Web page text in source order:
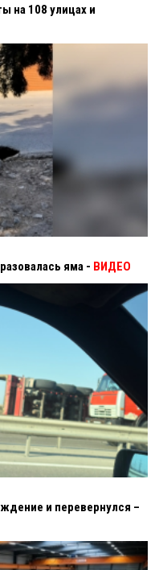
на 108 улицах и
яма - ВИДЕО
и перевернулся –